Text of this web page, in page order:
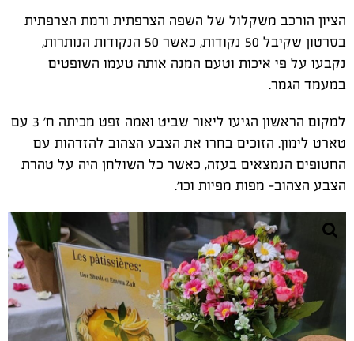
הציון הורכב משקלול של השפה הצרפתית ורמת הצרפתית
בסרטון שקיבל 50 נקודות, כאשר 50 הנקודות הנותרות,
נקבעו על פי איכות וטעם המנה אותה טעמו השופטים
במעמד הגמר.
למקום הראשון הגיעו ליאור שביט ואמה זפט מכיתה ח' 3 עם
טארט לימון. הזוכים בחרו את הצבע הצהוב להזדהות עם
החטופים הנמצאים בעזה, כאשר כל השולחן היה על טהרת
הצבע הצהוב- מפות מפיות וכו'.